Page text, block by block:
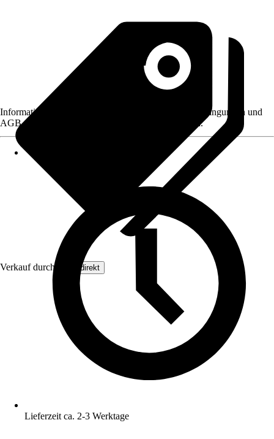
Verkauf durch: Floordirekt
Informationen des Verkäufers, wie z. B. Rückgabebedingungen und
AGB, finden Sie bei Klick auf den Verkäufernamen.
Lieferzeit ca. 2-3 Werktage